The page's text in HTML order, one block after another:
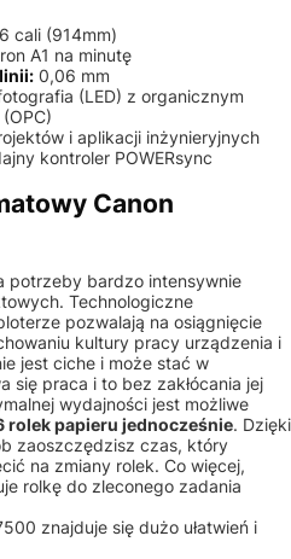
cali (914mm)
A1 na minutę
0,06 mm
(LED) z organicznym
i aplikacji inżynieryjnych
kontroler POWERsync
Canon
potrzeby bardzo intensywnie
Technologiczne
pozwalają na osiągnięcie
kultury pracy urządzenia i
jest ciche i może stać w
się praca i to bez zakłócania jej
wydajności jest możliwe
rolek papieru jednocześnie. Dzięki
zaoszczędzisz czas, który
na zmiany rolek. Co więcej,
rolkę do zleconego zadania
znajduje się dużo ułatwień i